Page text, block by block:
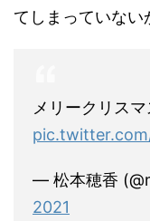
てしまっていない
メリークリス
— 松本穂香
2021